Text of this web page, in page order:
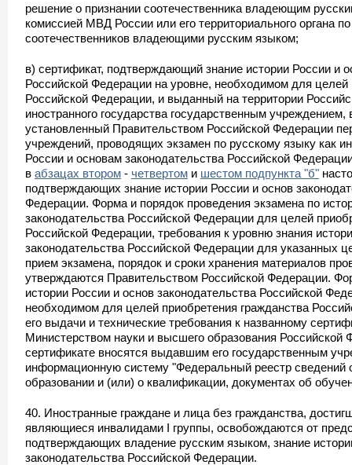
решение о признании соотечественника владеющим
комиссией МВД России или его территориального органа
соотечественников владеющими русским языком;
в) сертификат, подтверждающий знание истории России и
Российской Федерации на уровне, необходимом для целей
Российской Федерации, и выданный на территории
иностранного государства государственным
установленный Правительством Российской Федерации
учреждений, проводящих экзамен по русскому языку как
России и основам законодательства Российской
в абзацах втором - четвертом и шестом подпункта "б"
подтверждающих знание истории России и основ
Федерации. Форма и порядок проведения экзамена по
законодательства Российской Федерации для целей
Российской Федерации, требования к уровню знания
законодательства Российской Федерации для указанных
прием экзамена, порядок и сроки хранения материалов
утверждаются Правительством Российской Федерации.
истории России и основ законодательства Российской
необходимом для целей приобретения гражданства
его выдачи и технические требования к названному
Министерством науки и высшего образования Российской
сертификате вносятся выдавшим его государственным
информационную систему "Федеральный реестр сведений
образовании и (или) о квалификации, документах об
40. Иностранные граждане и лица без гражданства,
являющиеся инвалидами I группы, освобождаются от
подтверждающих владение русским языком, знание
законодательства Российской Федерации.